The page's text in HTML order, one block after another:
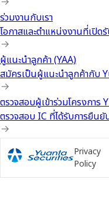
ร่วมงานกับเรา
โอกาสและตำแหน่งงานที่เปิด
ผู้แนะนำลูกค้า (YAA)
สมัครเป็นผู้แนะนำลูกค้ากับ
ตรวจสอบผู้เข้าร่วมโครงการ
ตรวจสอบ IC ที่ได้รับการยืน
Privacy
Policy